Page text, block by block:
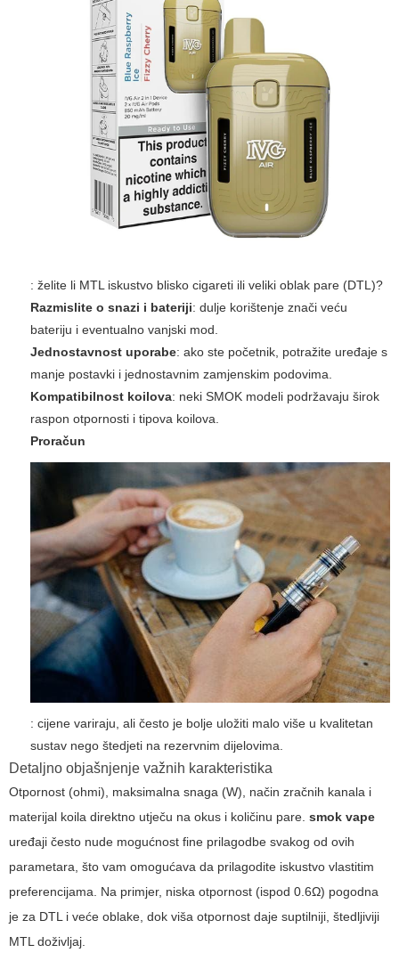
: želite li MTL iskustvo blisko cigareti ili veliki oblak pare (DTL)?
Razmislite o snazi i bateriji: dulje korištenje znači veću
bateriju i eventualno vanjski mod.
Jednostavnost uporabe: ako ste početnik, potražite uređaje s
manje postavki i jednostavnim zamjenskim podovima.
Kompatibilnost koilova: neki SMOK modeli podržavaju širok
raspon otpornosti i tipova koilova.
Proračun
: cijene variraju, ali često je bolje uložiti malo više u kvalitetan
sustav nego štedjeti na rezervnim dijelovima.
Detaljno objašnjenje važnih karakteristika
Otpornost (ohmi), maksimalna snaga (W), način zračnih kanala i
materijal koila direktno utječu na okus i količinu pare. smok vape
uređaji često nude mogućnost fine prilagodbe svakog od ovih
parametara, što vam omogućava da prilagodite iskustvo vlastitim
preferencijama. Na primjer, niska otpornost (ispod 0.6Ω) pogodna
je za DTL i veće oblake, dok viša otpornost daje suptilniji, štedljiviji
MTL doživljaj.